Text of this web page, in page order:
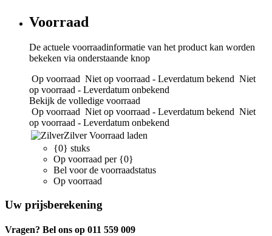
Voorraad
De actuele voorraadinformatie van het product kan worden
bekeken via onderstaande knop
Op voorraad Niet op voorraad - Leverdatum bekend Niet
op voorraad - Leverdatum onbekend
Bekijk de volledige voorraad
Op voorraad Niet op voorraad - Leverdatum bekend Niet
op voorraad - Leverdatum onbekend
Zilver Voorraad laden
{0} stuks
Op voorraad per {0}
Bel voor de voorraadstatus
Op voorraad
Uw prijsberekening
Vragen? Bel ons op 011 559 009